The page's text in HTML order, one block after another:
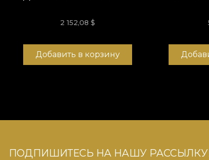
2 152,08 $
Добавить в корзину
ПОДПИШИТЕСЬ НА НАШУ